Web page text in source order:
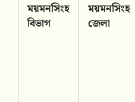
ময়মনসিংহ
বিভাগ
ময়মনসিংহ
জেলা